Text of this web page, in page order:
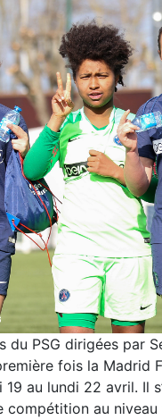
du PSG dirigées par
fois la Madrid
au lundi 22 avril. Il
au niveau